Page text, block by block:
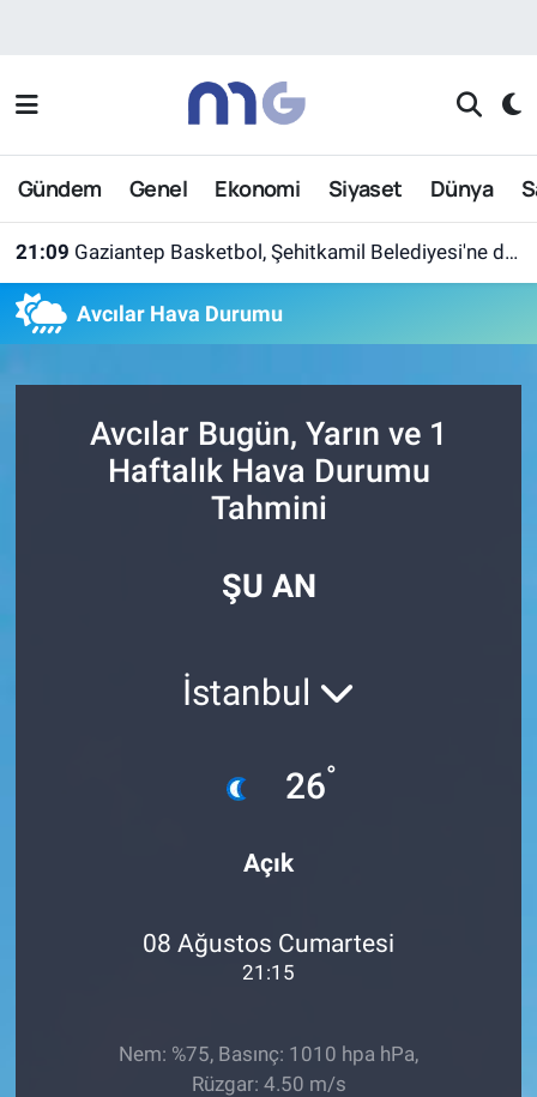
Gündem Genel Ekonomi Siyaset Dünya
21:09 Gaziantep Basketbol, Şehitkamil Belediyesi'ne devredildi
Avcılar Hava Durumu
Avcılar Bugün, Yarın ve 1
Haftalık Hava Durumu
Tahmini
ŞU AN
İstanbul
26°
Açık
08 Ağustos Cumartesi
21:15
Nem: %75, Basınç: 1010 hpa hPa,
Rüzgar: 4.50 m/s
Nöbetçi Eczaneler
Hava Durumu
Son Dakika Haberleri